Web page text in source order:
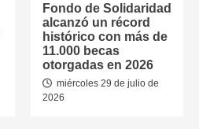
Fondo de Solidaridad
alcanzó un récord
histórico con más de
11.000 becas
otorgadas en 2026
miércoles 29 de julio de
2026